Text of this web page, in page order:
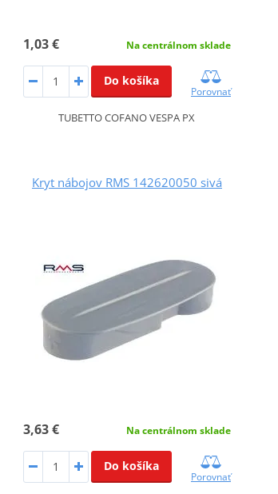
1,03 € Na centrálnom sklade
Do košíka
Porovnať
TUBETTO COFANO VESPA PX
Kryt nábojov RMS 142620050 sivá
3,63 € Na centrálnom sklade
Do košíka
Porovnať